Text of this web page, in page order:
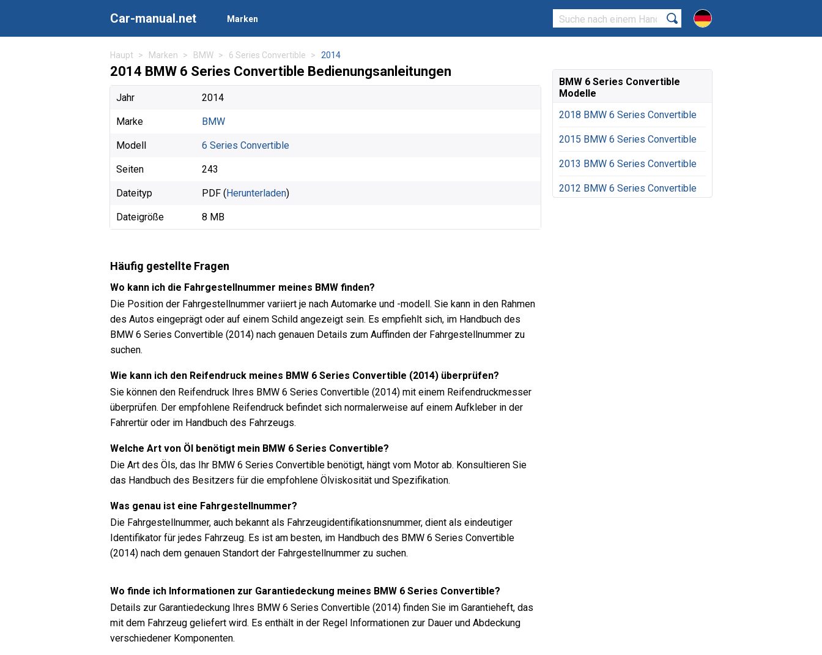
Car-manual.net Marken
Haupt Marken BMW 6 Series Convertible 2014
2014 BMW 6 Series Convertible Bedienungsanleitungen
Jahr 2014
Marke BMW
Modell 6 Series Convertible
Seiten 243
Dateityp PDF (Herunterladen)
Dateigröße 8 MB
Häufig gestellte Fragen
Wo kann ich die Fahrgestellnummer meines BMW finden?
Die Position der Fahrgestellnummer variiert je nach Automarke und -modell. Sie kann in den Rahmen
des Autos eingeprägt oder auf einem Schild angezeigt sein. Es empfiehlt sich, im Handbuch des
BMW 6 Series Convertible (2014) nach genauen Details zum Auffinden der Fahrgestellnummer zu
suchen.
Wie kann ich den Reifendruck meines BMW 6 Series Convertible (2014) überprüfen?
Sie können den Reifendruck Ihres BMW 6 Series Convertible (2014) mit einem Reifendruckmesser
überprüfen. Der empfohlene Reifendruck befindet sich normalerweise auf einem Aufkleber in der
Fahrertür oder im Handbuch des Fahrzeugs.
Welche Art von Öl benötigt mein BMW 6 Series Convertible?
Die Art des Öls, das Ihr BMW 6 Series Convertible benötigt, hängt vom Motor ab. Konsultieren Sie
das Handbuch des Besitzers für die empfohlene Ölviskosität und Spezifikation.
Was genau ist eine Fahrgestellnummer?
Die Fahrgestellnummer, auch bekannt als Fahrzeugidentifikationsnummer, dient als eindeutiger
Identifikator für jedes Fahrzeug. Es ist am besten, im Handbuch des BMW 6 Series Convertible
(2014) nach dem genauen Standort der Fahrgestellnummer zu suchen.
Wo finde ich Informationen zur Garantiedeckung meines BMW 6 Series Convertible?
Details zur Garantiedeckung Ihres BMW 6 Series Convertible (2014) finden Sie im Garantieheft, das
mit dem Fahrzeug geliefert wird. Es enthält in der Regel Informationen zur Dauer und Abdeckung
verschiedener Komponenten.
BMW 6 Series Convertible
Modelle
2018 BMW 6 Series Convertible
2015 BMW 6 Series Convertible
2013 BMW 6 Series Convertible
2012 BMW 6 Series Convertible